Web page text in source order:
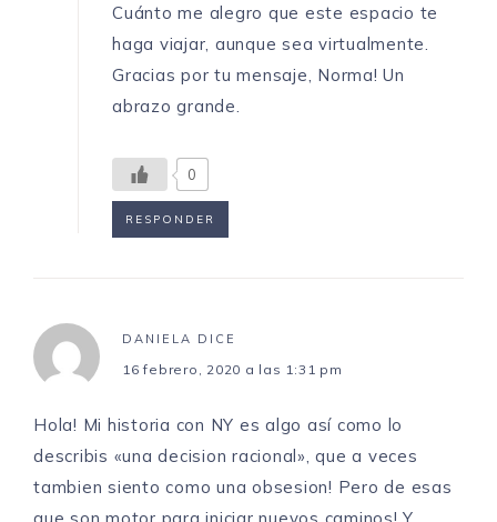
Cuánto me alegro que este espacio te
haga viajar, aunque sea virtualmente.
Gracias por tu mensaje, Norma! Un
abrazo grande.
0
RESPONDER
DANIELA DICE
16 febrero, 2020 a las 1:31 pm
Hola! Mi historia con NY es algo así como lo
describis «una decision racional», que a veces
tambien siento como una obsesion! Pero de esas